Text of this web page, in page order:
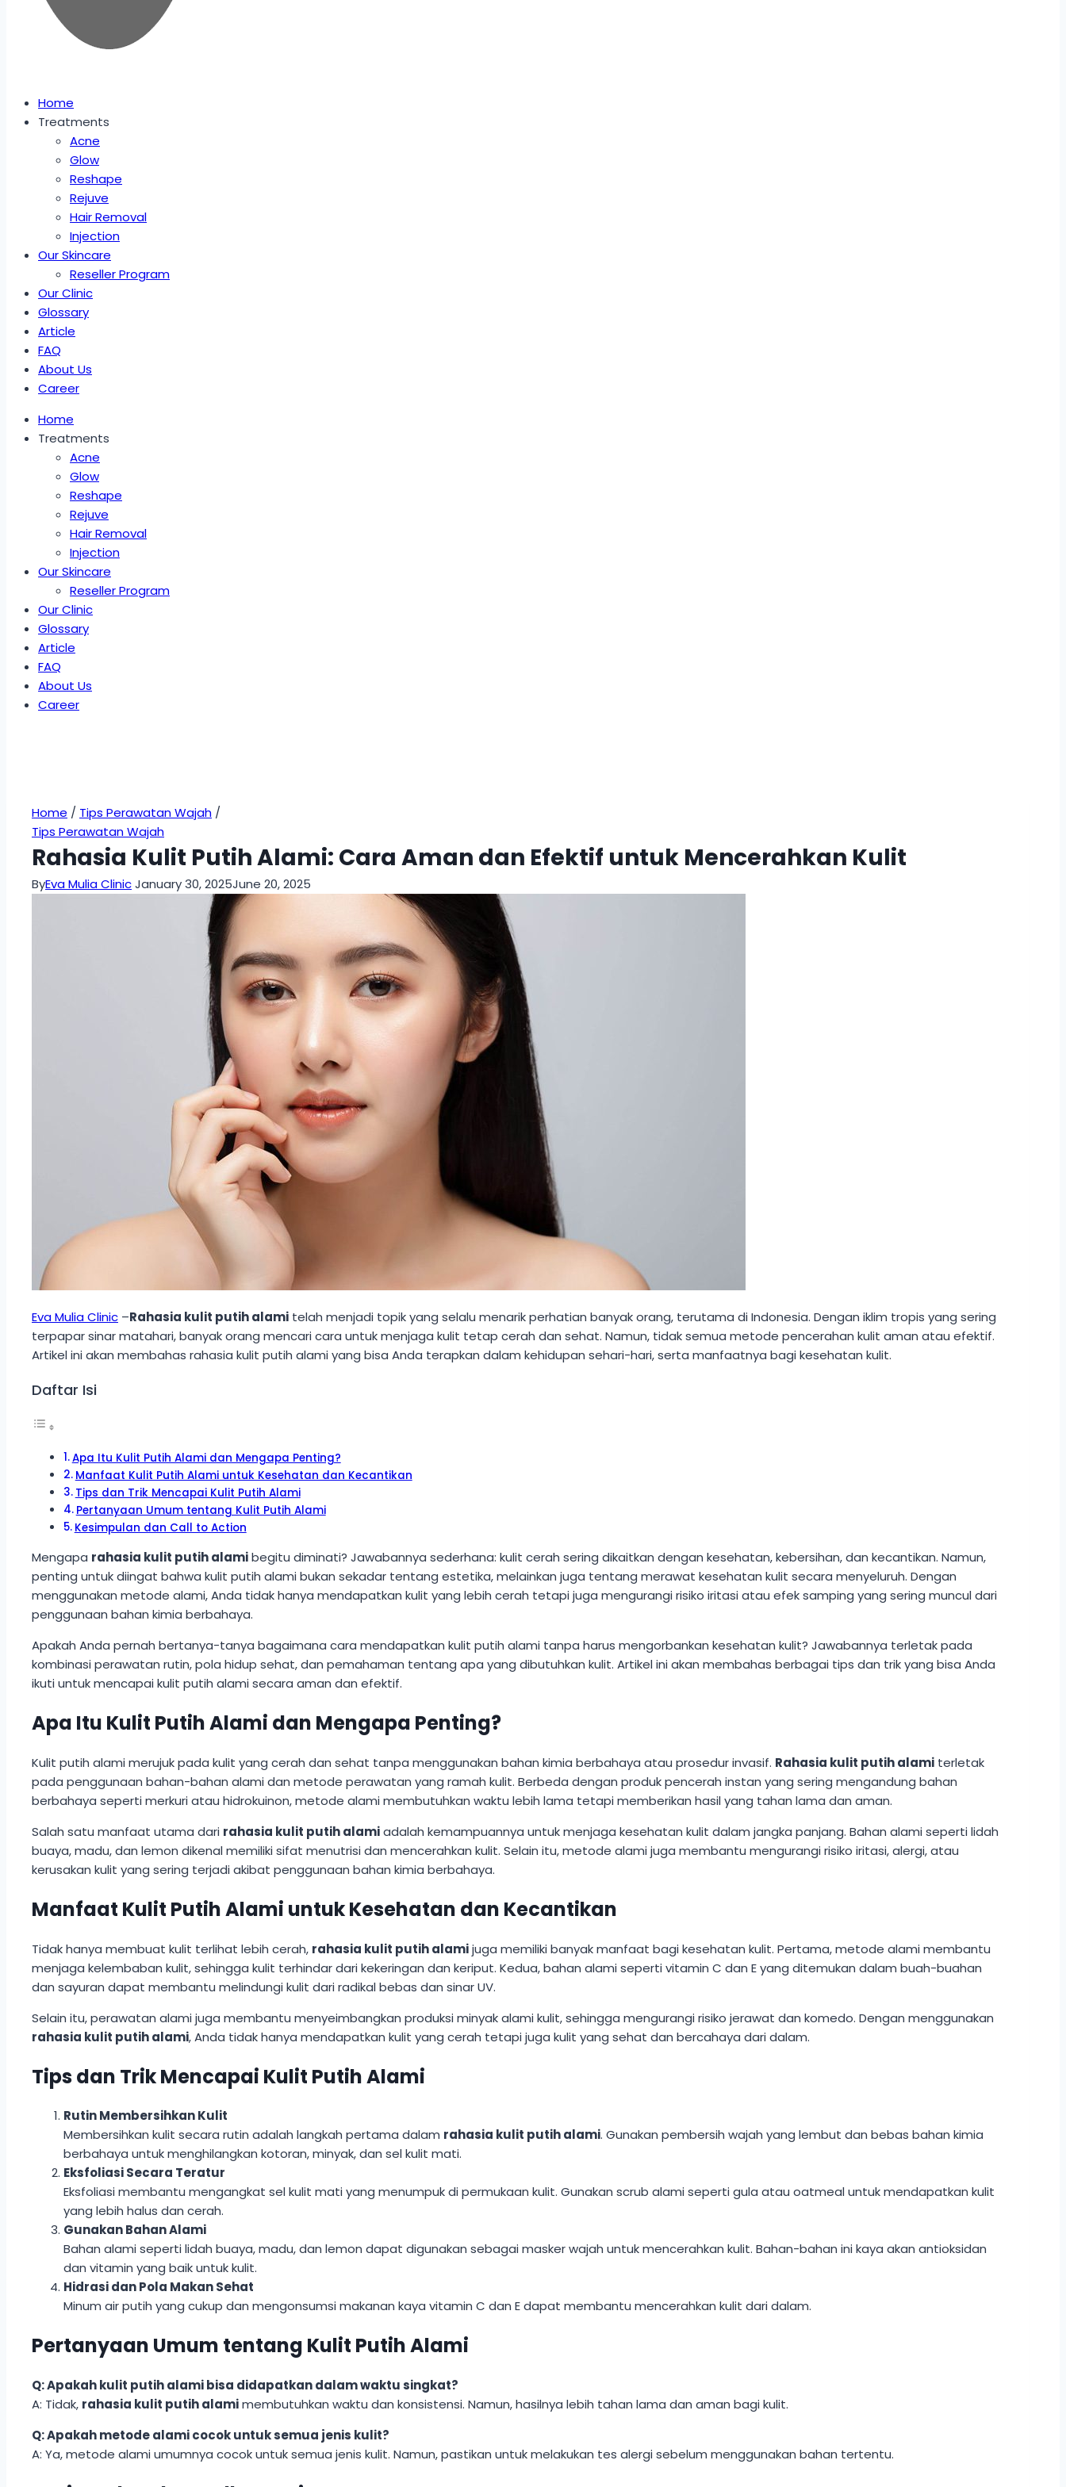
Home
Treatments
Acne
Glow
Reshape
Rejuve
Hair Removal
Injection
Our Skincare
Reseller Program
Our Clinic
Glossary
Article
FAQ
About Us
Career
Home
Treatments
Acne
Glow
Reshape
Rejuve
Hair Removal
Injection
Our Skincare
Reseller Program
Our Clinic
Glossary
Article
FAQ
About Us
Career
Home / Tips Perawatan Wajah /
Tips Perawatan Wajah
Rahasia Kulit Putih Alami: Cara Aman dan Efektif untuk Mencerahkan Kulit
ByEva Mulia ClinicJanuary 30, 2025June 20, 2025
Eva Mulia Clinic –Rahasia kulit putih alami telah menjadi topik yang selalu menarik perhatian banyak orang, terutama di Indonesia. Dengan iklim tropis yang sering
terpapar sinar matahari, banyak orang mencari cara untuk menjaga kulit tetap cerah dan sehat. Namun, tidak semua metode pencerahan kulit aman atau efektif.
Artikel ini akan membahas rahasia kulit putih alami yang bisa Anda terapkan dalam kehidupan sehari-hari, serta manfaatnya bagi kesehatan kulit.
Daftar Isi
Apa Itu Kulit Putih Alami dan Mengapa Penting?
Manfaat Kulit Putih Alami untuk Kesehatan dan Kecantikan
Tips dan Trik Mencapai Kulit Putih Alami
Pertanyaan Umum tentang Kulit Putih Alami
Kesimpulan dan Call to Action
Mengapa rahasia kulit putih alamibegitu diminati? Jawabannya sederhana: kulit cerah sering dikaitkan dengan kesehatan, kebersihan, dan kecantikan. Namun,
penting untuk diingat bahwa kulit putih alami bukan sekadar tentang estetika, melainkan juga tentang merawat kesehatan kulit secara menyeluruh. Dengan
menggunakan metode alami, Anda tidak hanya mendapatkan kulit yang lebih cerah tetapi juga mengurangi risiko iritasi atau efek samping yang sering muncul dari
penggunaan bahan kimia berbahaya.
Apakah Anda pernah bertanya-tanya bagaimana cara mendapatkan kulit putih alami tanpa harus mengorbankan kesehatan kulit? Jawabannya terletak pada
kombinasi perawatan rutin, pola hidup sehat, dan pemahaman tentang apa yang dibutuhkan kulit. Artikel ini akan membahas berbagai tips dan trik yang bisa Anda
ikuti untuk mencapai kulit putih alami secara aman dan efektif.
Apa Itu Kulit Putih Alami dan Mengapa Penting?
Kulit putih alami merujuk pada kulit yang cerah dan sehat tanpa menggunakan bahan kimia berbahaya atau prosedur invasif. Rahasia kulit putih alami terletak
pada penggunaan bahan-bahan alami dan metode perawatan yang ramah kulit. Berbeda dengan produk pencerah instan yang sering mengandung bahan
berbahaya seperti merkuri atau hidrokuinon, metode alami membutuhkan waktu lebih lama tetapi memberikan hasil yang tahan lama dan aman.
Salah satu manfaat utama dari rahasia kulit putih alamiadalah kemampuannya untuk menjaga kesehatan kulit dalam jangka panjang. Bahan alami seperti lidah
buaya, madu, dan lemon dikenal memiliki sifat menutrisi dan mencerahkan kulit. Selain itu, metode alami juga membantu mengurangi risiko iritasi, alergi, atau
kerusakan kulit yang sering terjadi akibat penggunaan bahan kimia berbahaya.
Manfaat Kulit Putih Alami untuk Kesehatan dan Kecantikan
Tidak hanya membuat kulit terlihat lebih cerah, rahasia kulit putih alamijuga memiliki banyak manfaat bagi kesehatan kulit. Pertama, metode alami membantu
menjaga kelembaban kulit, sehingga kulit terhindar dari kekeringan dan keriput. Kedua, bahan alami seperti vitamin C dan E yang ditemukan dalam buah-buahan
dan sayuran dapat membantu melindungi kulit dari radikal bebas dan sinar UV.
Selain itu, perawatan alami juga membantu menyeimbangkan produksi minyak alami kulit, sehingga mengurangi risiko jerawat dan komedo. Dengan menggunakan
rahasia kulit putih alami, Anda tidak hanya mendapatkan kulit yang cerah tetapi juga kulit yang sehat dan bercahaya dari dalam.
Tips dan Trik Mencapai Kulit Putih Alami
Rutin Membersihkan Kulit
Membersihkan kulit secara rutin adalah langkah pertama dalam rahasia kulit putih alami. Gunakan pembersih wajah yang lembut dan bebas bahan kimia
berbahaya untuk menghilangkan kotoran, minyak, dan sel kulit mati.
Eksfoliasi Secara Teratur
Eksfoliasi membantu mengangkat sel kulit mati yang menumpuk di permukaan kulit. Gunakan scrub alami seperti gula atau oatmeal untuk mendapatkan kulit
yang lebih halus dan cerah.
Gunakan Bahan Alami
Bahan alami seperti lidah buaya, madu, dan lemon dapat digunakan sebagai masker wajah untuk mencerahkan kulit. Bahan-bahan ini kaya akan antioksidan
dan vitamin yang baik untuk kulit.
Hidrasi dan Pola Makan Sehat
Minum air putih yang cukup dan mengonsumsi makanan kaya vitamin C dan E dapat membantu mencerahkan kulit dari dalam.
Pertanyaan Umum tentang Kulit Putih Alami
Q: Apakah kulit putih alami bisa didapatkan dalam waktu singkat?
A: Tidak, rahasia kulit putih alamimembutuhkan waktu dan konsistensi. Namun, hasilnya lebih tahan lama dan aman bagi kulit.
Q: Apakah metode alami cocok untuk semua jenis kulit?
A: Ya, metode alami umumnya cocok untuk semua jenis kulit. Namun, pastikan untuk melakukan tes alergi sebelum menggunakan bahan tertentu.